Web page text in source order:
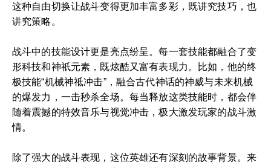
这种自由切换让战斗变得更加丰富多彩，既讲究技巧，也
讲究策略。
战斗中的技能设计更是亮点纷呈。每一套技能都融合了变
形科技和神祇元素，既炫酷又富有表现力。比如，他的终
极技能“机械神祗冲击”，融合古代神话的神威与未来机械
的爆发力，一击秒杀全场。每当释放这类技能时，都会伴
随着震撼的特效音乐与视觉冲击，极大激发玩家的战斗激
情。
除了强大的战斗表现，这位英雄还有深刻的故事背景。来